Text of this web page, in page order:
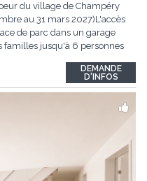
du village de Champéry
au 31 mars 2027)L'accès
de parc dans un garage
familles jusqu'à 6 personnes
imprenable sur les Dents-
DEMANDE
D'INFOS